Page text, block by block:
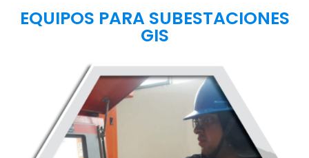
EQUIPOS PARA SUBESTACIONES
GIS